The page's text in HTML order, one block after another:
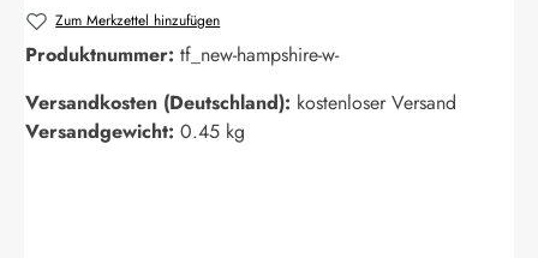
Zum Merkzettel hinzufügen
Produktnummer: tf_new-hampshire-w-
Versandkosten (Deutschland): kostenloser Versand
Versandgewicht: 0.45 kg